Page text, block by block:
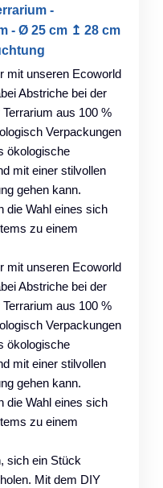
-
- Ø 25 cm ↥ 28 cm
mit unseren Ecoworld
Abstriche bei der
aus 100 %
Verpackungen
ökologische
mit einer stilvollen
gehen kann.
die Wahl eines sich
zu einem
mit unseren Ecoworld
Abstriche bei der
aus 100 %
Verpackungen
ökologische
mit einer stilvollen
gehen kann.
die Wahl eines sich
zu einem
sich ein Stück
Mit dem DIY